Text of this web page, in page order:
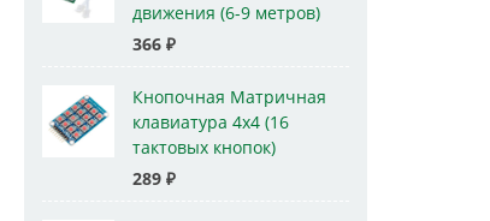
движения (6-9 метров)
366 ₽
Кнопочная Матричная
клавиатура 4x4 (16
тактовых кнопок)
289 ₽